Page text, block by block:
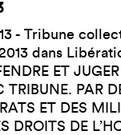
- Tribune
dans
ET
TRIBUNE. PAR
ET DES
DROITS DE